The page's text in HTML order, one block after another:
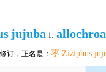
jujuba f. allochroa
订，正名是： 枣 Ziziphus